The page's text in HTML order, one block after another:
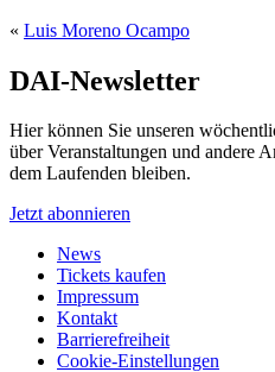
« Luis Moreno Ocampo
DAI-Newsletter
Hier können Sie unseren
über Veranstaltungen und andere
dem Laufenden bleiben.
Jetzt abonnieren
News
Tickets kaufen
Impressum
Kontakt
Barrierefreiheit
Cookie-Einstellungen